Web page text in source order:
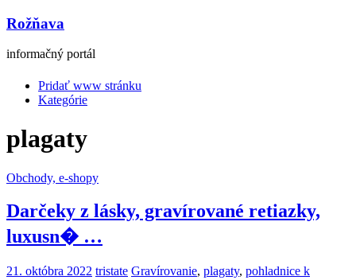
Rožňava
informačný portál
Pridať www stránku
Kategórie
plagaty
Obchody, e-shopy
Darčeky z lásky, gravírované retiazky,
luxusn� …
21. októbra 2022 tristate Gravírovanie, plagaty, pohladnice k